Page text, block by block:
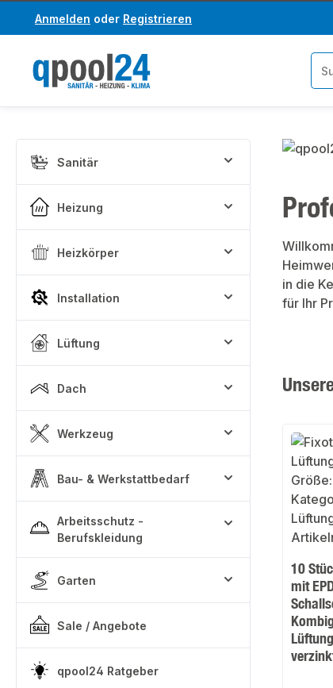
Hauptinhalt springen
Zur Suche springen
Anmelden oder Registrieren
Sanitär
Heizung
Heizkörper
Installation
Lüftung
Dach
Werkzeug
Bau- & Werkstattbedarf
Arbeitsschutz -
Berufskleidung
Garten
Sale / Angebote
qpool24 Ratgeber
in die
für Ihr
10
mit